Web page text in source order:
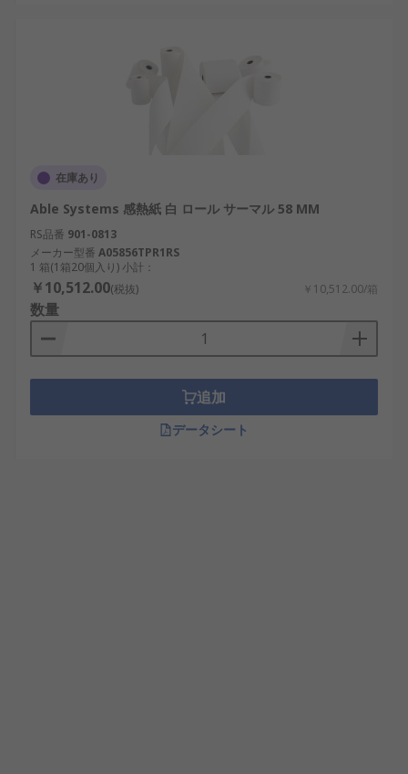
在庫あり
Able Systems 感熱紙 白 ロール サーマル 58 MM
RS品番 901-0813
メーカー型番 A05856TPR1RS
1 箱(1箱20個入り) 小計：
￥10,512.00(税抜) ￥10,512.00/箱
数量
追加
データシート